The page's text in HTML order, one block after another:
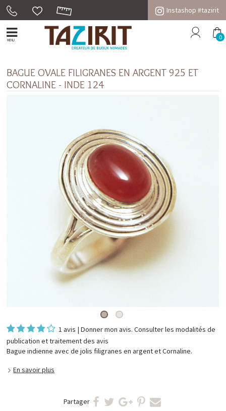
Instashop #tazirit
MENU 0
BAGUE OVALE FILIGRANES EN ARGENT 925 ET
CORNALINE - INDE 124
1 avis |Donner mon avis. Consulter lesmodalités de
publication et traitement des avis
Bague indienne avec de jolis filigranes en argent et Cornaline.
En savoir plus
Partager